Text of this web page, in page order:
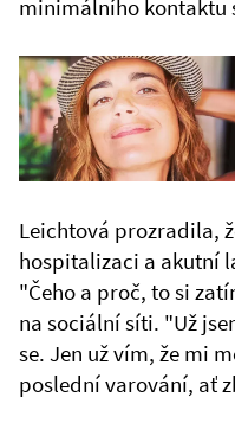
minimálního kontaktu
Leichtová prozradila,
hospitalizaci a akutní
"Čeho a proč, to si
na sociální síti. "Už
se. Jen už vím, že mi
poslední varování, ať